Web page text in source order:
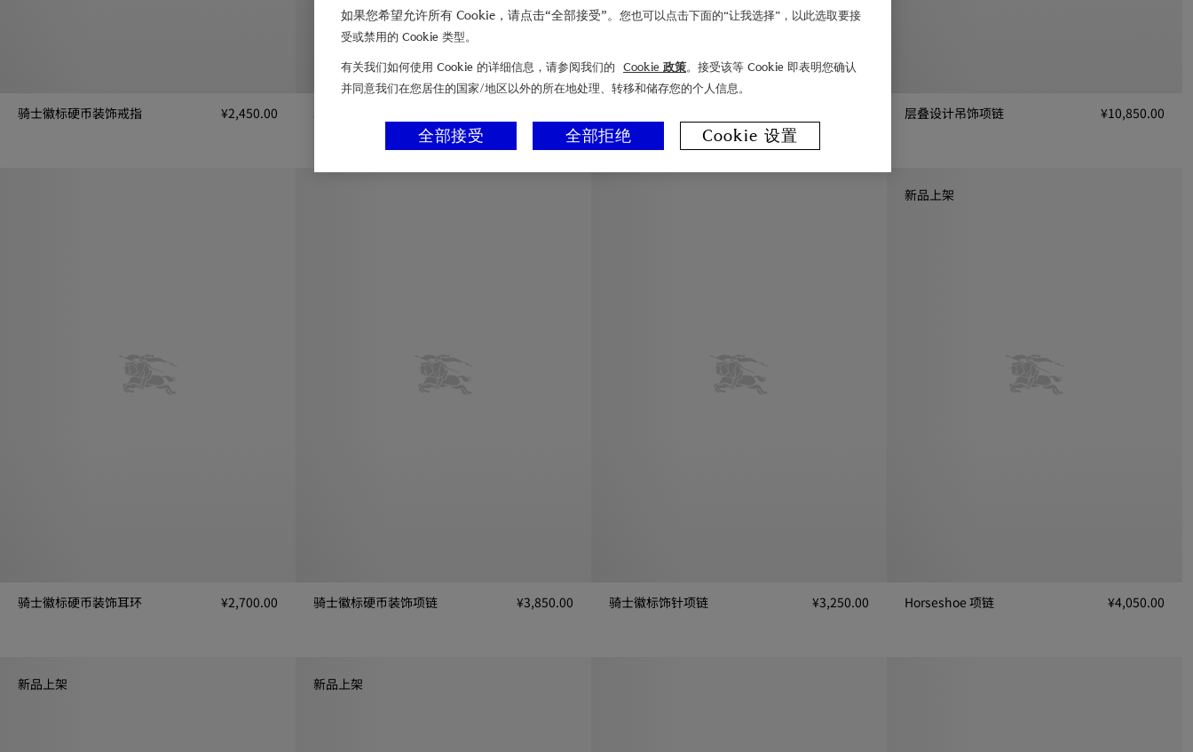
骑士徽标硬币装饰戒指
¥2,450.00
骑士徽标硬币装饰手链
骑士徽标硬币装饰手链, ¥3,250.00
骑士徽标硬币装饰项链, ¥3,850.00
层叠设计吊饰项链
¥10,850.00
骑士徽标硬币装饰耳环
¥2,700.00
骑士徽标硬币装饰项链
¥3,850.00
骑士徽标饰针项链
¥3,250.00
新品上架
Horseshoe 项链
¥4,050.00
新品上架 新品上架
如果您希望允许所有 Cookie，请点击“全部接受”。 您也可以点击下面的“让我选择”，以此选取要接
受或禁用的 Cookie 类型。
有关我们如何使用 Cookie 的详细信息，请参阅我们的 Cookie 政策。接受该等 Cookie 即表明您确认
并同意我们在您居住的国家/地区以外的所在地处理、转移和储存您的个人信息。
全部拒绝
全部接受 Cookie 设置